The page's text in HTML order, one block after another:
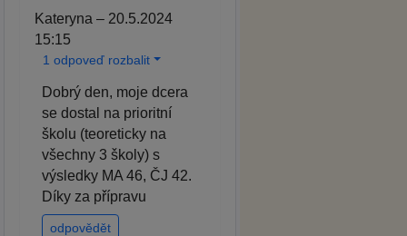
Kateryna – 20.5.2024
15:15
1 odpoveď rozbalit
Dobrý den, moje dcera
se dostal na prioritní
školu (teoreticky na
všechny 3 školy) s
výsledky MA 46, ČJ 42.
Díky za přípravu
odpovědět